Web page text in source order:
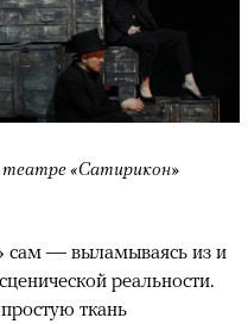
«Сатирикон»
сам — выламываясь из и
реальности.
ткань